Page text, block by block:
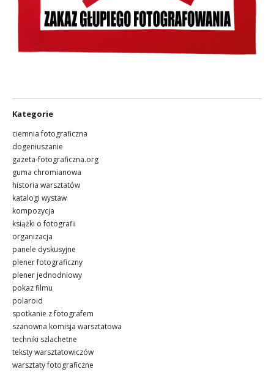
Kategorie
ciemnia fotograficzna
dogeniuszanie
gazeta-fotograficzna.org
guma chromianowa
historia warsztatów
katalogi wystaw
kompozycja
książki o fotografii
organizacja
panele dyskusyjne
plener fotograficzny
plener jednodniowy
pokaz filmu
polaroid
spotkanie z fotografem
szanowna komisja warsztatowa
techniki szlachetne
teksty warsztatowiczów
warsztaty fotograficzne